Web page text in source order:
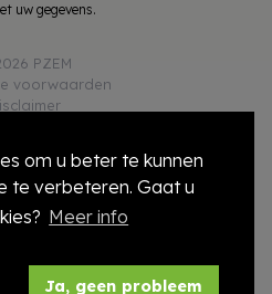
om u beter te kunnen
te verbeteren. Gaat u
Meer info
Ja, geen probleem
uw gegevens.
PZEM
voorwaarden